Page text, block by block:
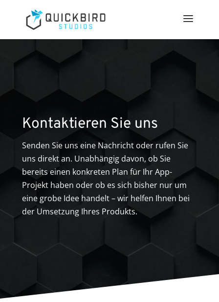
Kontaktieren Sie uns
Senden Sie uns eine Nachricht oder rufen Sie
uns direkt an. Unabhängig davon, ob Sie
bereits einen konkreten Plan für Ihr App-
Projekt haben oder ob es sich bisher nur um
eine grobe Idee handelt – wir helfen Ihnen bei
der Umsetzung Ihres Produkts.